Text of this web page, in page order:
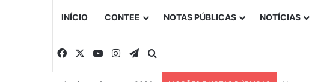
INÍCIO CONTEE NOTAS PÚBLICAS NOTÍCIAS
Facebook YouTubeInstagramTelegram